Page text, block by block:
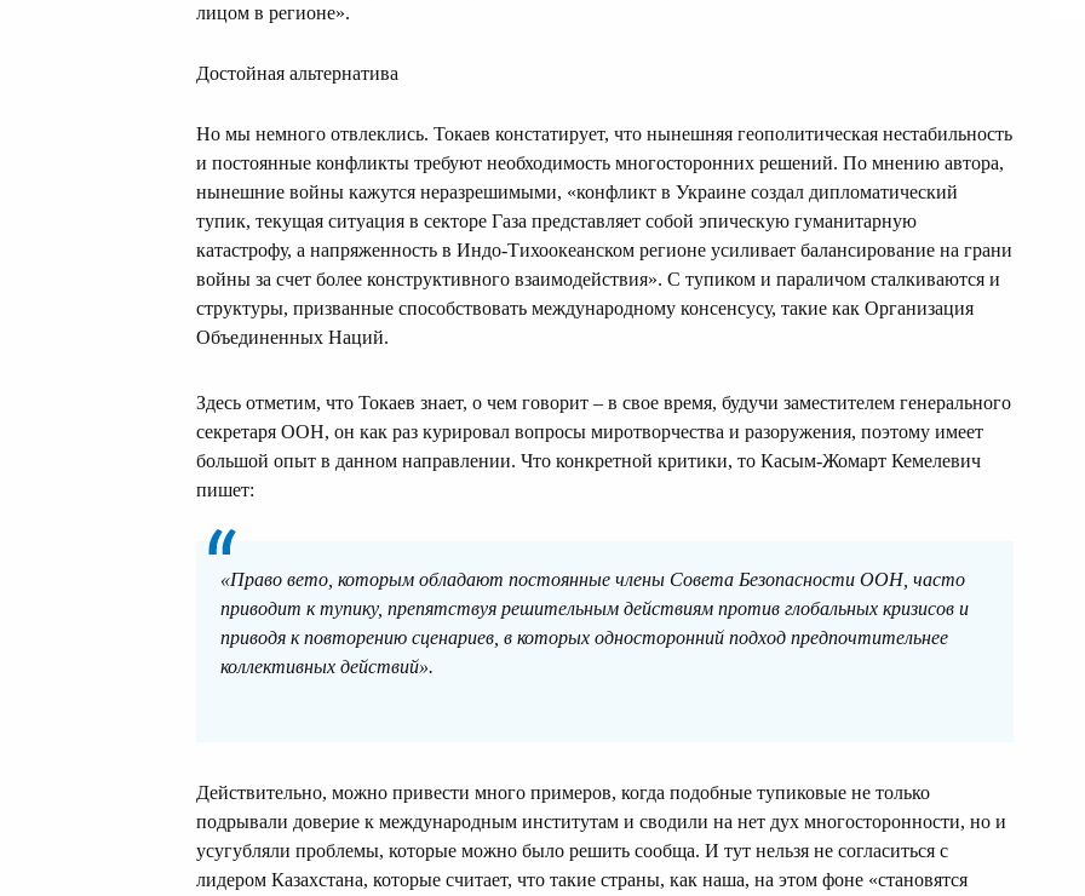
лицом в регионе».
Достойная альтернатива
Но мы немного отвлеклись. Токаев констатирует, что нынешняя геополитическая нестабильность
и постоянные конфликты требуют необходимость многосторонних решений. По мнению автора,
нынешние войны кажутся неразрешимыми, «конфликт в Украине создал дипломатический
тупик, текущая ситуация в секторе Газа представляет собой эпическую гуманитарную
катастрофу, а напряженность в Индо-Тихоокеанском регионе усиливает балансирование на грани
войны за счет более конструктивного взаимодействия». С тупиком и параличом сталкиваются и
структуры, призванные способствовать международному консенсусу, такие как Организация
Объединенных Наций.
Здесь отметим, что Токаев знает, о чем говорит – в свое время, будучи заместителем генерального
секретаря ООН, он как раз курировал вопросы миротворчества и разоружения, поэтому имеет
большой опыт в данном направлении. Что конкретной критики, то Касым-Жомарт Кемелевич
пишет:
«Право вето, которым обладают постоянные члены Совета Безопасности ООН, часто
приводит к тупику, препятствуя решительным действиям против глобальных кризисов и
приводя к повторению сценариев, в которых односторонний подход предпочтительнее
коллективных действий».
Действительно, можно привести много примеров, когда подобные тупиковые не только
подрывали доверие к международным институтам и сводили на нет дух многосторонности, но и
усугубляли проблемы, которые можно было решить сообща. И тут нельзя не согласиться с
лидером Казахстана, которые считает, что такие страны, как наша, на этом фоне «становятся